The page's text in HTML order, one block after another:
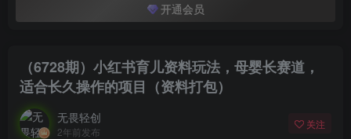
开通会员
（6728期）小红书育儿资料玩法，母婴长赛道，
适合长久操作的项目（资料打包）
无畏轻创
2年前发布
关注